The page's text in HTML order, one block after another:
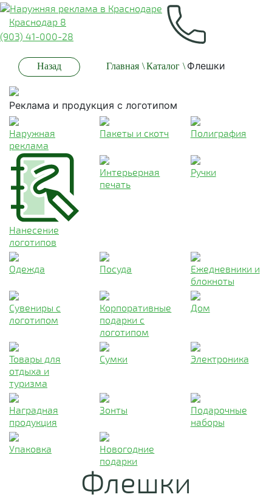
Краснодар 8
(903) 41-000-28
Назад Главная \Каталог \ Флешки
Реклама и продукция с логотипом
Наружная
реклама
Пакеты и скотч Полиграфия
Нанесение
логотипов
Интерьерная
печать
Ручки
Одежда Посуда
Ежедневники и
блокноты
Сувениры с
логотипом
Корпоративные
подарки с
логотипом
Дом
Товары для
отдыха и
туризма
Сумки Электроника
Наградная
продукция
Зонты
Подарочные
наборы
Упаковка
Новогодние
подарки
Флешки